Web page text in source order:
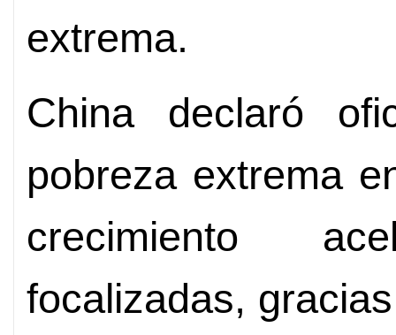
extrema.
China declaró
pobreza extrema
crecimiento
focalizadas,